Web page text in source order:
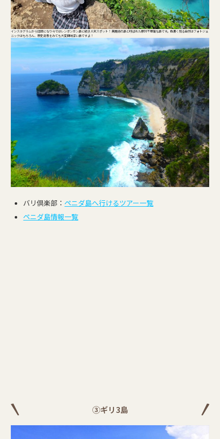
インスタグラムから話題になり今ではレンボンガン島に続き人気スポット！ 黒魔術の島と呼ばれた摩訶不思議な島です。色濃く残る自然はフォトジェ
ニックはもちろん、歴史背景をみても大変興味深い島ですよ！
バリ倶楽部： ペニダ島へ行けるツアー一覧
ペニダ島情報一覧
③ギリ3島